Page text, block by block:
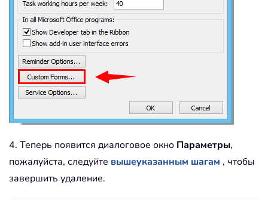
4. Теперь появится диалоговое окно Параметры,
пожалуйста, следуйте вышеуказанным шагам , чтобы
завершить удаление.